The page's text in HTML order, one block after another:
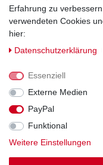
Erfahrung zu
verwendeten Cookies
hier:
Daten­schutz­erklärung
Essenziell
Externe Medien
PayPal
Funktional
Weitere Einstellungen